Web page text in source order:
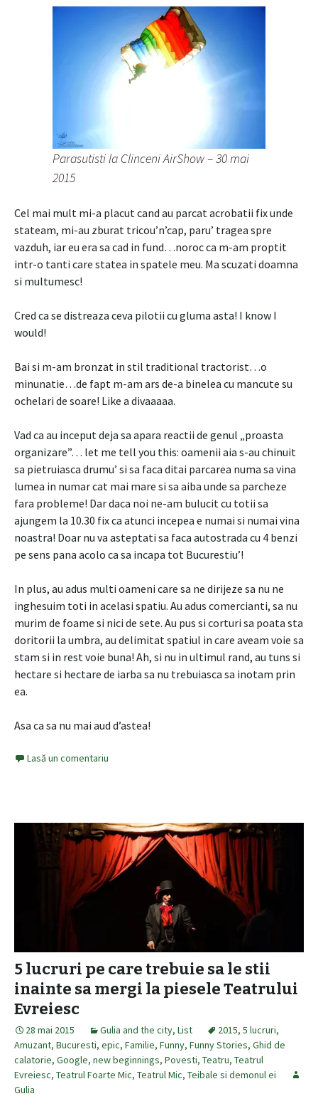
Parasutisti la Clinceni AirShow – 30 mai
2015
Cel mai mult mi-a placut cand au parcat acrobatii fix unde
stateam, mi-au zburat tricou’n’cap, paru’ tragea spre
vazduh, iar eu era sa cad in fund…noroc ca m-am proptit
intr-o tanti care statea in spatele meu. Ma scuzati doamna
si multumesc!
Cred ca se distreaza ceva pilotii cu gluma asta! I know I
would!
Bai si m-am bronzat in stil traditional tractorist…o
minunatie…de fapt m-am ars de-a binelea cu mancute su
ochelari de soare! Like a divaaaaa.
Vad ca au inceput deja sa apara reactii de genul „proasta
organizare”… let me tell you this: oamenii aia s-au chinuit
sa pietruiasca drumu’ si sa faca ditai parcarea numa sa vina
lumea in numar cat mai mare si sa aiba unde sa parcheze
fara probleme! Dar daca noi ne-am bulucit cu totii sa
ajungem la 10.30 fix ca atunci incepea e numai si numai vina
noastra! Doar nu va asteptati sa faca autostrada cu 4 benzi
pe sens pana acolo ca sa incapa tot Bucurestiu’!
In plus, au adus multi oameni care sa ne dirijeze sa nu ne
inghesuim toti in acelasi spatiu. Au adus comercianti, sa nu
murim de foame si nici de sete. Au pus si corturi sa poata sta
doritorii la umbra, au delimitat spatiul in care aveam voie sa
stam si in rest voie buna! Ah, si nu in ultimul rand, au tuns si
hectare si hectare de iarba sa nu trebuiasca sa inotam prin
ea.
Asa ca sa nu mai aud d’astea!
Lasă un comentariu
5 lucruri pe care trebuie sa le stii
inainte sa mergi la piesele Teatrului
Evreiesc
28 mai 2015 Gulia and the city, List 2015, 5 lucruri,
Amuzant, Bucuresti, epic, Familie, Funny, Funny Stories, Ghid de
calatorie, Google, new beginnings, Povesti, Teatru, Teatrul
Evreiesc, Teatrul Foarte Mic, Teatrul Mic, Teibale si demonul ei
Gulia